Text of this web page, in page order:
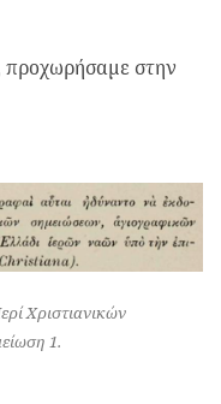
προχωρήσαμε στην
Χριστιανικών
1.